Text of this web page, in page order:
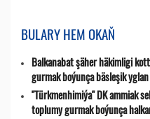
BULARY HEM OKAŇ
Balkanabat şäher häkimligi
gurmak boýunça bäsleşik
"Türkmenhimiýa" DK ammiak
toplumy gurmak boýunça